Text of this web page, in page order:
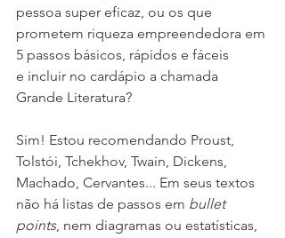
pessoa super eficaz, ou os que
prometem riqueza empreendedora em
5 passos básicos, rápidos e fáceis
e incluir no cardápio a chamada
Grande Literatura?
Sim! Estou recomendando Proust,
Tolstói, Tchekhov, Twain, Dickens,
Machado, Cervantes... Em seus textos
não há listas de passos em bullet
points, nem diagramas ou estatísticas,